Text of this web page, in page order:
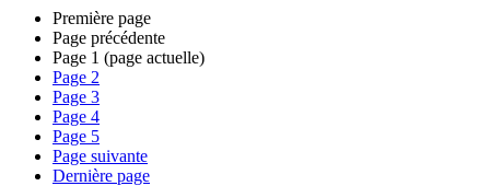
Première page
Page précédente
Page 1 (page actuelle)
Page 2
Page 3
Page 4
Page 5
Page suivante
Dernière page